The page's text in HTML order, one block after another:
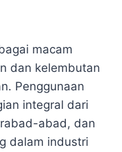
macam
dan kelembutan
Penggunaan
integral dari
abad, dan
dalam industri